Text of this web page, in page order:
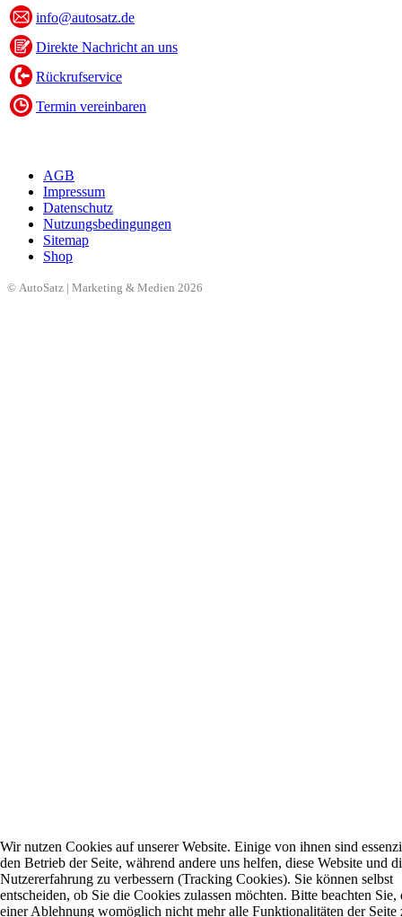
info@autosatz.de
Direkte Nachricht an uns
Rückrufservice
Termin vereinbaren
AGB
Impressum
Datenschutz
Nutzungsbedingungen
Sitemap
Shop
© AutoSatz | Marketing & Medien 2026
Wir nutzen Cookies auf unserer Website. Einige von ihnen sind
den Betrieb der Seite, während andere uns helfen, diese Website und
Nutzererfahrung zu verbessern (Tracking Cookies). Sie können selbst
entscheiden, ob Sie die Cookies zulassen möchten. Bitte beachten Sie,
einer Ablehnung womöglich nicht mehr alle Funktionalitäten der Seite